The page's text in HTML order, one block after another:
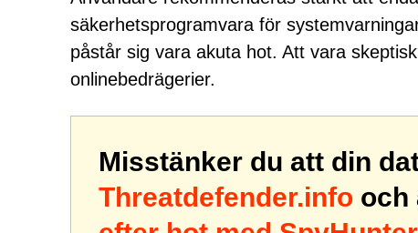
säkerhetsprogramvara för
påstår sig vara akuta hot. Att vara
onlinebedrägerier.
Misstänker du att din
Threatdefender.info och